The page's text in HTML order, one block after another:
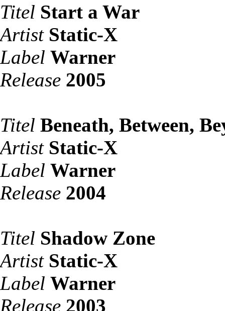
Titel Start a War
Artist Static-X
Label Warner
Release 2005
Titel Beneath, Between,
Artist Static-X
Label Warner
Release 2004
Titel Shadow Zone
Artist Static-X
Label Warner
Release 2003